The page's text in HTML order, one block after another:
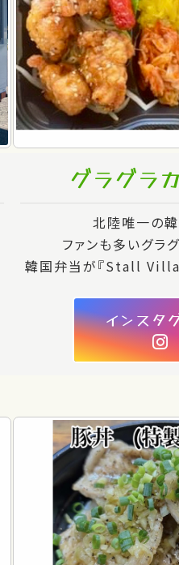
グラグラ
北陸唯一の韓
ファンも多いグラ
韓国弁当が『Stall
インスタ